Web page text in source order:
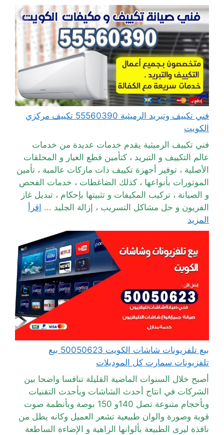
فني تكييف وتبريد الرميثية 55560390 تكييف مركزي
الكويت
فني تكييف الرميثية يقدم خدمات عديدة من خدمات
عالم التكييف و التبريد ، كتأمين قطع الغيار و المحلقات
الأصلية ، توفير أجهزة تكييف ذات ماركات عالمية ، تأمين
الموتورات بأنواعها ، كذلك الضاغطات ، خدمات الفحص
و الصيانة ، تركيب المكيفات و تثبيتها بإحكام ، تبديل غاز
الفريون و حل مشاكل التسريب ، إزالة الجليد ... اقرأ
المزيد
بيع تلفزيونات شاشات الكويت 50050623 بيع
تلفزيونات سمارت كل الموديلات
أصبح خلال السنوات الماضية القليلة تنافسا واضحا بين
الشركات في انتاج أحدث الشاشات وبأحدث التقنيات
وبأحجام متنوعة تصل 140و 150 بوصة وبأنظمة صوت
قوية وصورة والوان طبيعية تشعر العميل وكانه يطل من
نافذة ليرى الطبيعة بألوانها الزاهية و الإضاءة الساطعة